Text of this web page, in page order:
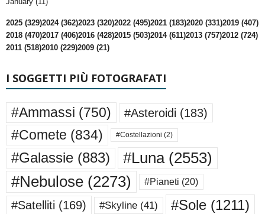
2025 (329)2024 (362)2023 (320)2022 (495)2021 (183)2020 (331)2019 (407)
2018 (470)2017 (406)2016 (428)2015 (503)2014 (611)2013 (757)2012 (724)
2011 (518)2010 (229)2009 (21)
I SOGGETTI PIÙ FOTOGRAFATI
#Ammassi (750) #Asteroidi (183)
#Comete (834) #Costellazioni (2)
#Galassie (883) #Luna(2553)
#Nebulose (2273) #Pianeti (20)
#Satelliti (169) #Skyline (41) #Sole (1211)